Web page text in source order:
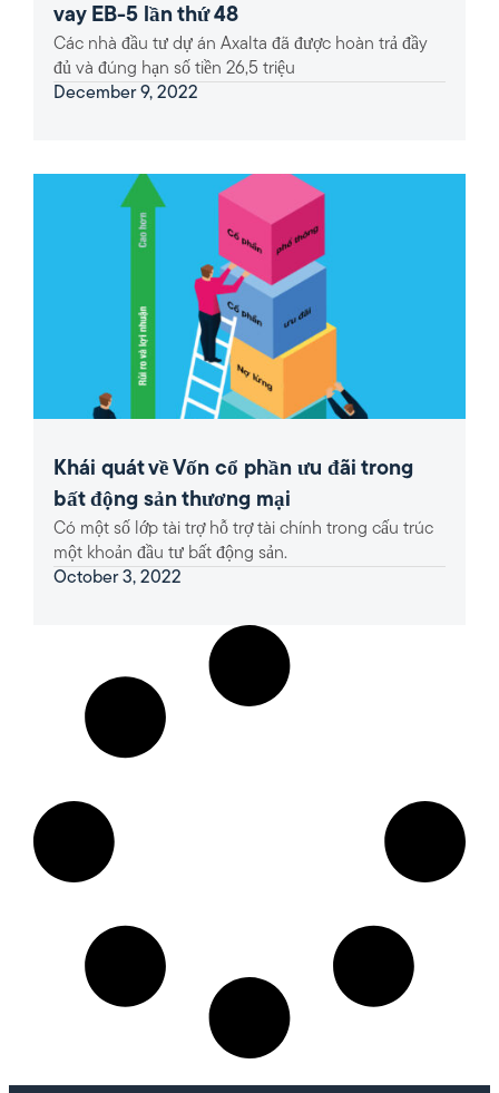
vay EB-5 lần thứ 48
Các nhà đầu tư dự án Axalta đã được hoàn trả đầy
đủ và đúng hạn số tiền 26,5 triệu
December 9, 2022
Khái quát về Vốn cổ phần ưu đãi trong
bất động sản thương mại
Có một số lớp tài trợ hỗ trợ tài chính trong cấu trúc
một khoản đầu tư bất động sản.
October 3, 2022